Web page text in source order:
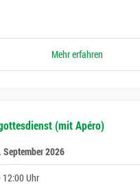
Mehr erfahren
(mit Apéro)
September 2026
12:00 Uhr